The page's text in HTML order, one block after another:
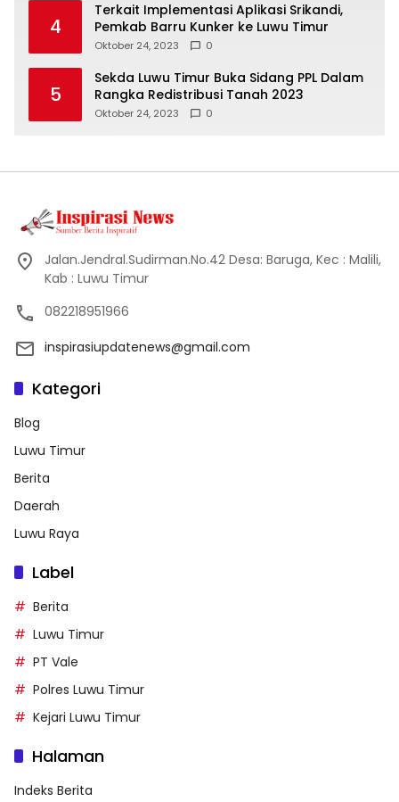
4
Terkait Implementasi Aplikasi Srikandi,
Pemkab Barru Kunker ke Luwu Timur
Oktober 24, 2023 0
5
Sekda Luwu Timur Buka Sidang PPL Dalam
Rangka Redistribusi Tanah 2023
Oktober 24, 2023 0
Jalan.Jendral.Sudirman.No.42 Desa: Baruga, Kec : Malili,
Kab : Luwu Timur
082218951966
inspirasiupdatenews@gmail.com
Kategori
Blog
Luwu Timur
Berita
Daerah
Luwu Raya
Label
Berita
Luwu Timur
PT Vale
Polres Luwu Timur
Kejari Luwu Timur
Halaman
Indeks Berita